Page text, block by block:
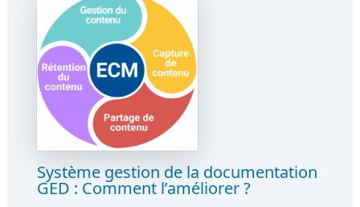
Système gestion de la documentation
GED : Comment l’améliorer ?